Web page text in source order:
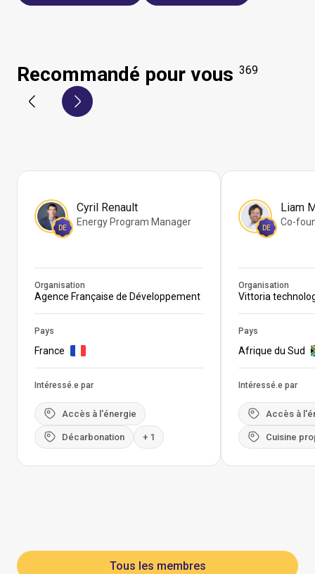
Recommandé pour vous 369
DE
Cyril Renault
Energy Program Manager
Organisation
Agence Française de Développement
Pays
France
Intéressé.e par
Accès à l'énergie
Décarbonation + 1
DE
Liam
Co-
Organisation
Vittoria
Pays
Afrique du Sud
Intéressé.e par
Accès à
Cuisine
Tous les membres